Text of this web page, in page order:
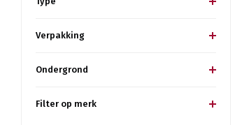
Verpakking
Ondergrond
Filter op merk